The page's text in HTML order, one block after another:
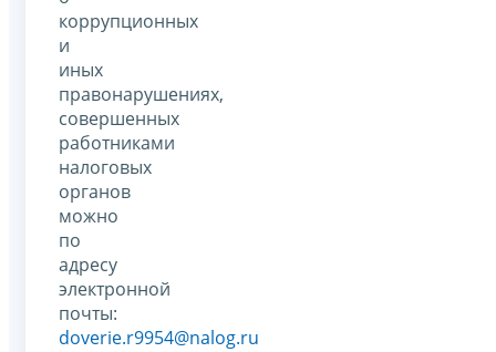
коррупционных
и
иных
правонарушениях,
совершенных
работниками
налоговых
органов
можно
по
адресу
электронной
почты:
doverie.r9954@nalog.ru